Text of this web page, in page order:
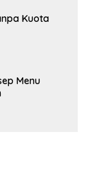
Kuota
Menu